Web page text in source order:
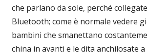
che parlano da sole, perché
Bluetooth; come è normale vedere
bambini che smanettano
china in avanti e le dita anchilosate